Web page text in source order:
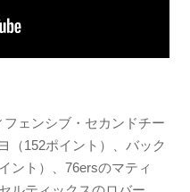
ェンシブ・セカンドチー
（152ポイント）、バック
ント）、76ersのマティ